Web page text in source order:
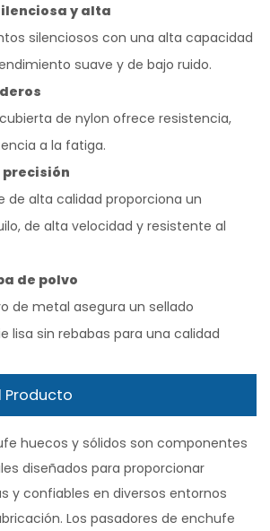
y alta
silenciosos con una alta capacidad
suave y de bajo ruido.
de nylon ofrece resistencia,
a la fatiga.
precisión
de alta calidad proporciona un
de alta velocidad y resistente al
de polvo
de metal asegura un sellado
lisa sin rebabas para una calidad
Producto
huecos y sólidos son componentes
diseñados para proporcionar
y confiables en diversos entornos
Los pasadores de enchufe